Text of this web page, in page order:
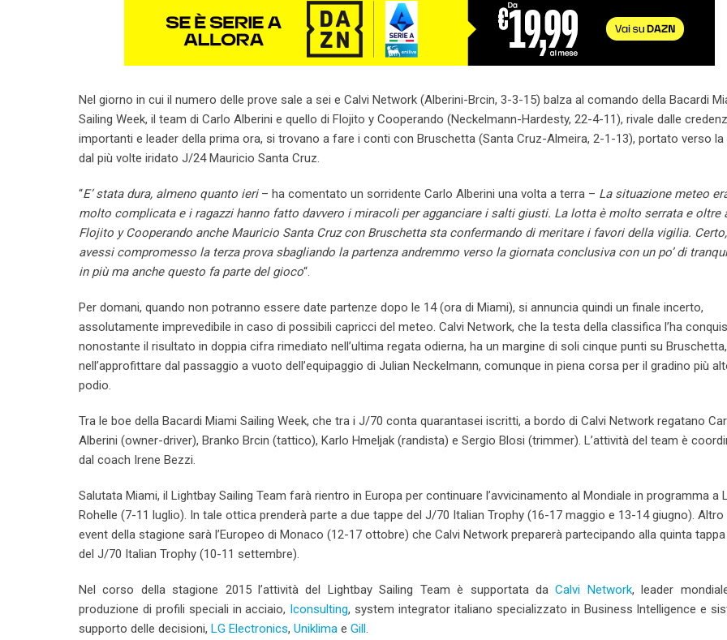
Nel giorno in cui il numero delle prove sale a sei e Calvi Network (Alberini-Brcin, 3-3-15) balza al comando della Bacardi
Sailing Week, il team di Carlo Alberini e quello di Flojito y Cooperando (Neckelmann-Hardesty, 22-4-11), rivale dalle
importanti e leader della prima ora, si trovano a fare i conti con Bruschetta (Santa Cruz-Almeira, 2-1-13), portato verso la
dal più volte iridato J/24 Mauricio Santa Cruz.
“E’ stata dura, almeno quanto ieri– ha comentato un sorridente Carlo Alberini una volta a terra – La situazione meteo
molto complicata e i ragazzi hanno fatto davvero i miracoli per agganciare i salti giusti. La lotta è molto serrata e oltre
Flojito y Cooperando anche Mauricio Santa Cruz con Bruschetta sta confermando di meritare i favori della vigilia.
avessi compromesso la terza prova sbagliando la partenza andremmo verso la giornata conclusiva con un po’ di
in più ma anche questo fa parte del gioco“.
Per domani, quando non potranno essere date partenze dopo le 14 (ora di Miami), si annuncia quindi un finale incerto,
assolutamente imprevedibile in caso di possibili capricci del meteo. Calvi Network, che la testa della classifica l’ha
nonostante il risultato in doppia cifra rimediato nell’ultima regata odierna, ha un margine di soli cinque punti su
nell’approfittare dal passaggio a vuoto dell’equipaggio di Julian Neckelmann, comunque in piena corsa per il gradino più
podio.
Tra le boe della Bacardi Miami Sailing Week, che tra i J/70 conta quarantasei iscritti, a bordo di Calvi Network regatano
Alberini (owner-driver), Branko Brcin (tattico), Karlo Hmeljak (randista) e Sergio Blosi (trimmer). L’attività del team è
dal coach Irene Bezzi.
Salutata Miami, il Lightbay Sailing Team farà rientro in Europa per continuare l’avvicinamento al Mondiale in programma a
Rohelle (7-11 luglio). In tale ottica prenderà parte a due tappe del J/70 Italian Trophy (16-17 maggio e 13-14 giugno). Altro
event della stagione sarà l’Europeo di Monaco (12-17 ottobre) che Calvi Network preparerà partecipando alla quinta tappa
del J/70 Italian Trophy (10-11 settembre).
Nel corso della stagione 2015 l’attività del Lightbay Sailing Team è supportata daCalvi Network, leader
produzione di profili speciali in acciaio, Iconsulting, system integrator italiano specializzato in Business Intelligence e
supporto delle decisioni, LG Electronics, Uniklima e Gill.